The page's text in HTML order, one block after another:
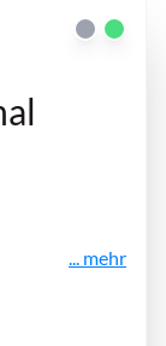
... mehr